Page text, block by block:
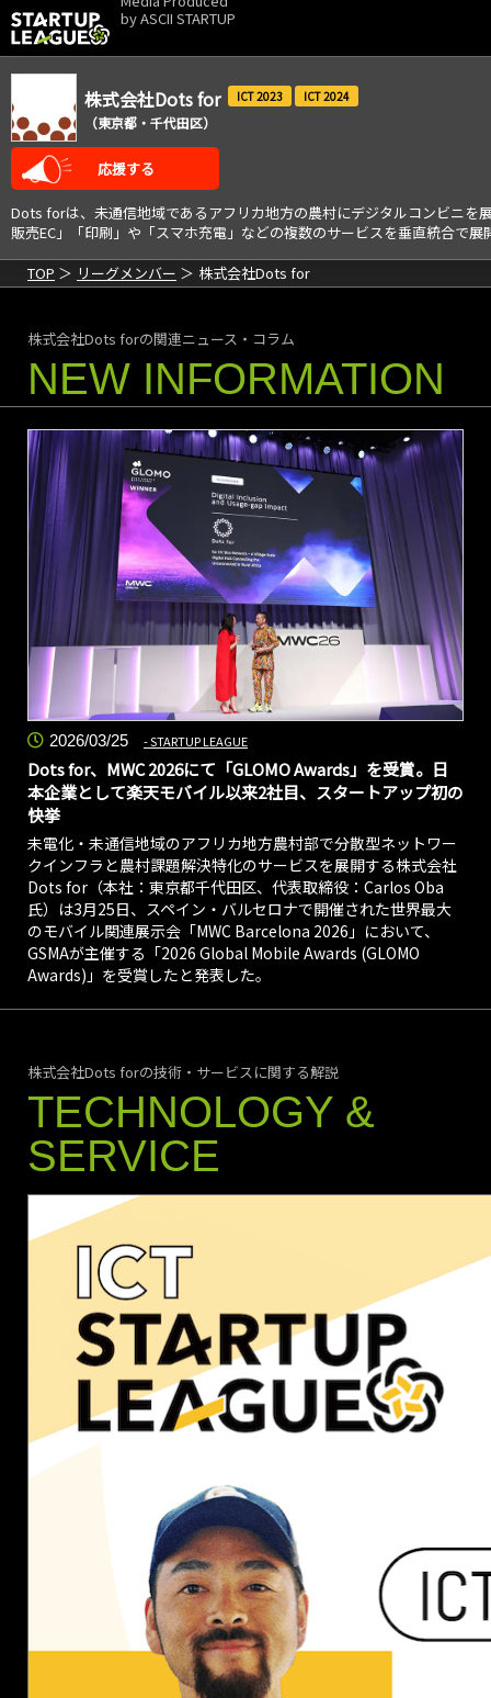
byASCII STARTUP
株式会社Dots for 2023 2024
（東京都・千代田区）
応援する
Dots forは、未通信地域であるアフリカ地方の農村にデジタルコンビニを
販売EC」「印刷」や「スマホ充電」などの複数のサービスを垂直統合で
TOP
リーグメンバー 株式会社Dots for
株式会社Dots forの関連ニュース・コラム
NEW INFORMATION
2026/03/25 STARTUP LEAGUE
Dots for、MWC 2026にて「GLOMO Awards」を受賞。日
本企業として楽天モバイル以来2社目、スタートアップ初の
快挙
未電化・未通信地域のアフリカ地方農村部で分散型ネットワー
クインフラと農村課題解決特化のサービスを展開する株式会社
Dots for（本社：東京都千代田区、代表取締役：Carlos Oba
氏）は3月25日、スペイン・バルセロナで開催された世界最大
のモバイル関連展示会「MWC Barcelona 2026」において、
GSMAが主催する「2026 Global Mobile Awards (GLOMO
Awards)」を受賞したと発表した。
PR Times
ブラザー工業と
進めるアフリカ
農村での印刷・
コピー事業「村
ス」を本格始動
します
株式会社Dots for
は、ブラザー工業
株式会社と協力
し、アフリカの地
方農村部における
印刷・コピー事業
「村の印刷サービ
ス」を、10月から
ベナンで本格的に
でもテスト導入を
2025/08/05
ブラザー工業と
資本業務提携に
株式会社Dots forの技術・サービスに関する解説
TECHNOLOGY &
SERVICE